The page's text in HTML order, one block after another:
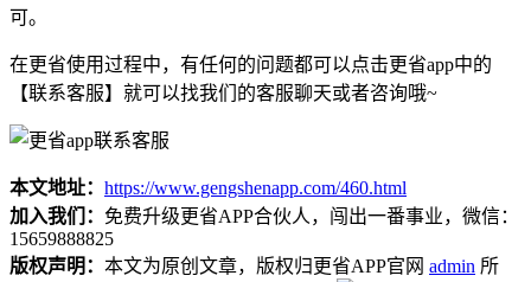
可。
在更省使用过程中，有任何的问题都可以点击更省app中的
【联系客服】就可以找我们的客服聊天或者咨询哦~
本文地址： https://www.gengshenapp.com/460.html
加入我们： 免费升级更省APP合伙人，闯出一番事业，微信：
15659888825
版权声明： 本文为原创文章，版权归更省APP官网 admin 所